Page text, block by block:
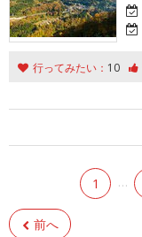
行ってみたい： 10
前へ
1 …